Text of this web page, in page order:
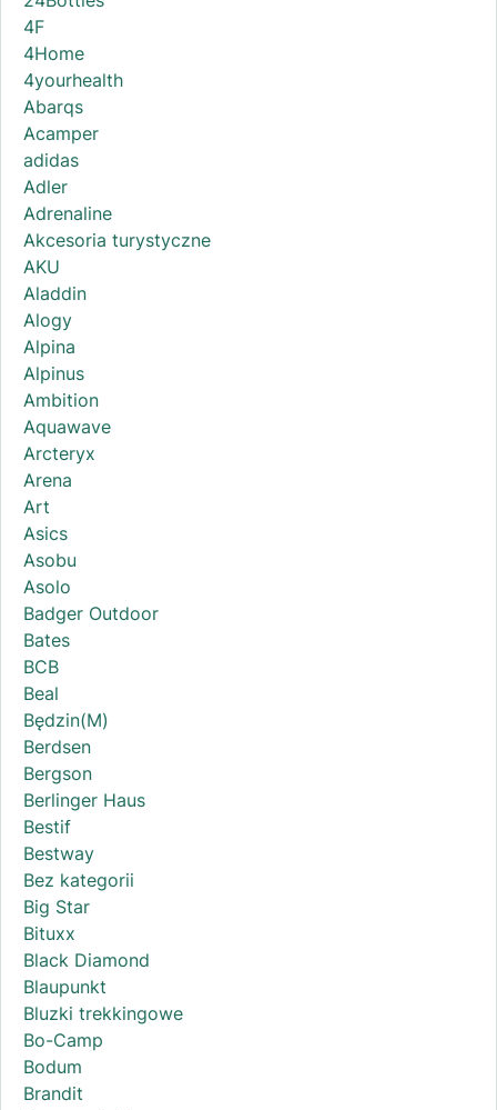
4F
4Home
4yourhealth
Abarqs
Acamper
adidas
Adler
Adrenaline
Akcesoria turystyczne
AKU
Aladdin
Alogy
Alpina
Alpinus
Ambition
Aquawave
Arcteryx
Arena
Art
Asics
Asobu
Asolo
Badger Outdoor
Bates
BCB
Beal
Będzin(M)
Berdsen
Bergson
Berlinger Haus
Bestif
Bestway
Bez kategorii
Big Star
Bituxx
Black Diamond
Blaupunkt
Bluzki trekkingowe
Bo-Camp
Bodum
Brandit